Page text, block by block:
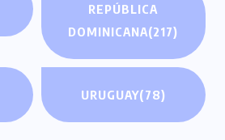
REPÚBLICA
DOMINICANA(217)
URUGUAY(78)